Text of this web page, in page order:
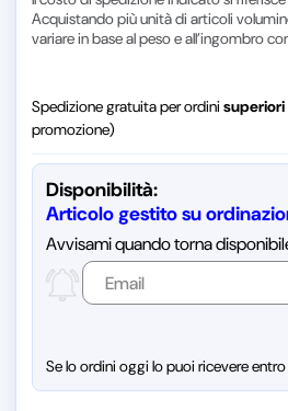
Acquistando più unità di articoli
variare in base al peso e all’ingombro
Spedizione gratuita per ordini
promozione)
Disponibilità:
Articolo gestito su
Avvisami quando torna
Se lo ordini oggi lo puoi ricevere